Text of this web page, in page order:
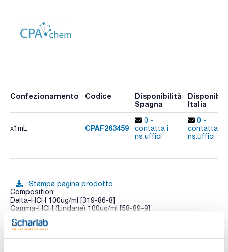
Confezionamento Codice
Disponibilità
Spagna
Italia
x1mL CPAF263459
0 -
contatta i
ns.uffici
0 -
contatta i
ns.uffici
Stampa pagina prodotto
Composition:
Delta-HCH 100ug/ml [319-86-8]
Gamma-HCH (Lindane) 100ug/ml [58-89-9]
Beta-HCH 100ug/ml [319-85-7]
Dicofol 100ug/ml [115-32-2]
Endrin 100ug/ml [72-20-8]
Vedi di più